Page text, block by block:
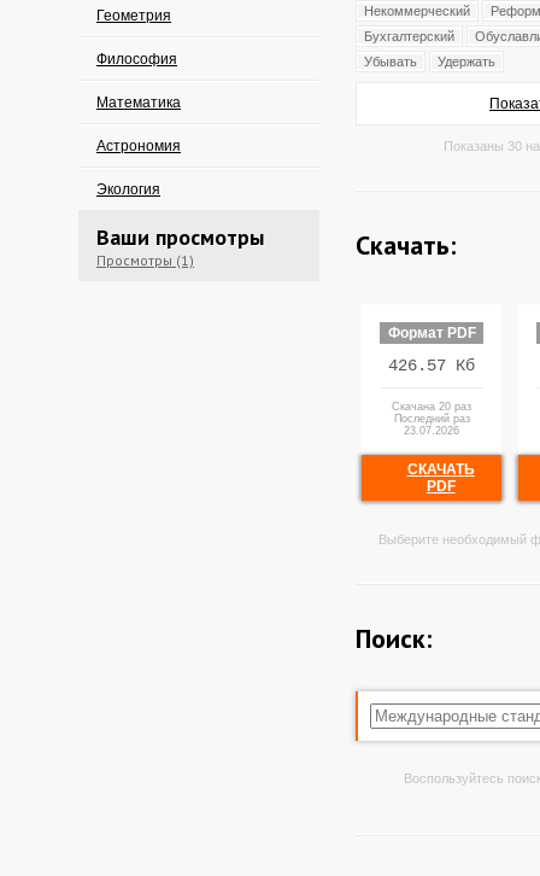
Геометрия
Философия
Математика
Астрономия
Экология
Ваши просмотры
Просмотры (1)
Некоммерческий
Бухгалтерский
Убывать
Удержать
Показаны 30
Скачать:
Формат PDF
426.57 Кб
Скачана 20 раз
Последний раз
23.07.2026
СКАЧАТЬ
PDF
Выберите необходимый
Поиск:
Воспользуйтесь